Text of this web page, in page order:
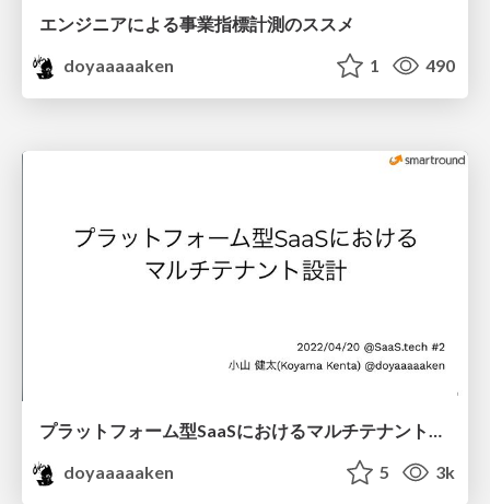
エンジニアによる事業指標計測のススメ
doyaaaaaken
1 490
プラットフォーム型SaaSにおけるマルチテナント設計
doyaaaaaken
5 3k